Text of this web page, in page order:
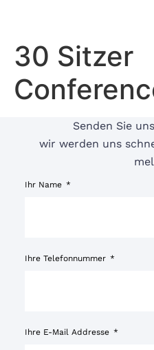
30 Sitzer
Senden Sie
wir werden uns
Ihr Name
Ihre Telefonnummer
Ihre E-Mail Addresse